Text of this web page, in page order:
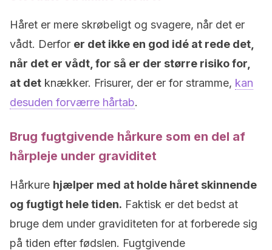
Håret er mere skrøbeligt og svagere, når det er
vådt. Derfor er det ikke en god idé at rede det,
når det er vådt, for så er der større risiko for,
at det knækker. Frisurer, der er for stramme, kan
desuden forværre hårtab.
Brug fugtgivende hårkure som en del af
hårpleje under graviditet
Hårkure hjælper med at holde håret skinnende
og fugtigt hele tiden. Faktisk er det bedst at
bruge dem under graviditeten for at forberede sig
på tiden efter fødslen. Fugtgivende